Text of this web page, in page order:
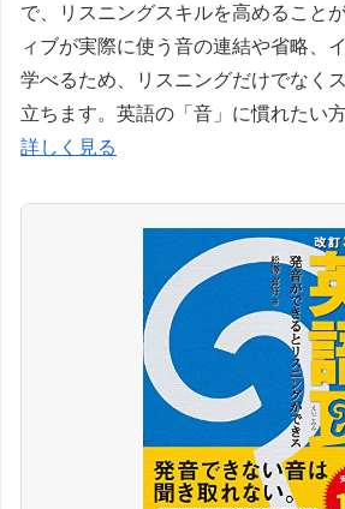
で、リスニングスキルを高めること
ィブが実際に使う音の連結や省略、
学べるため、リスニングだけでなく
立ちます。英語の「音」に慣れたい
詳しく見る